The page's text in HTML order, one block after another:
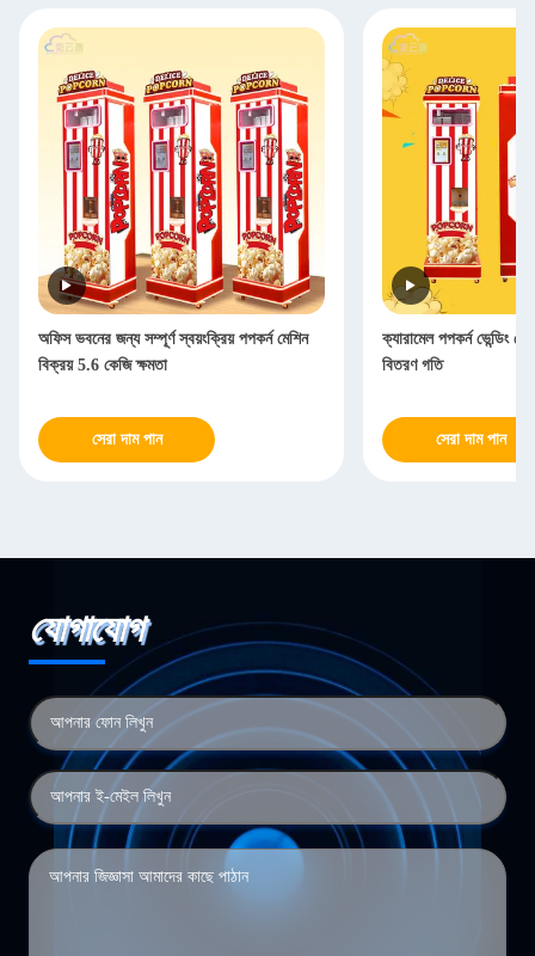
অফিস ভবনের জন্য সম্পূর্ণ স্বয়ংক্রিয় পপকর্ন মেশিন
বিক্রয় 5.6 কেজি ক্ষমতা
সেরা দাম পান
ক্যারামেল পপকর্ন ভেন্ডিং
বিতরণ গতি
সেরা দাম পান
যোগাযোগ